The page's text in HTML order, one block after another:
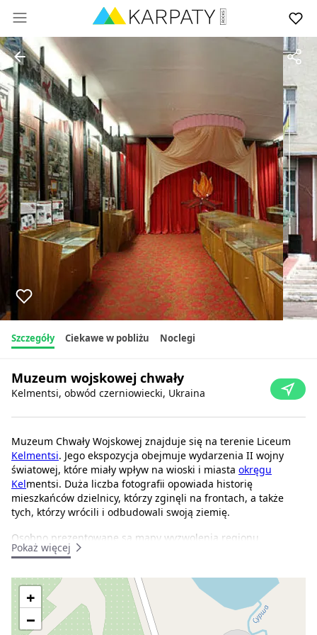
Szczegóły Ciekawe w pobliżu Noclegi
Muzeum wojskowej chwały
Kelmentsi, obwód czerniowiecki, Ukraina
Muzeum Chwały Wojskowej znajduje się na terenie Liceum
Kelmentsi. Jego ekspozycja obejmuje wydarzenia II wojny
światowej, które miały wpływ na wioski i miasta okręgu
Kelmentsi. Duża liczba fotografii opowiada historię
mieszkańców dzielnicy, którzy zginęli na frontach, a także
tych, którzy wrócili i odbudowali swoją ziemię.
Osobno prezentowane są mapy wyzwolenia regionu
Kelmenets w marcu 1944 r., relikty wojskowe znalezione na
Osobne stanowisko poświęcone jest żołnierzom afgańskim.
Adres: obwód czerniowiecki, wieś Kelmenci, ulica Centralna 5
(liceum)
Pokaż więcej
+
−